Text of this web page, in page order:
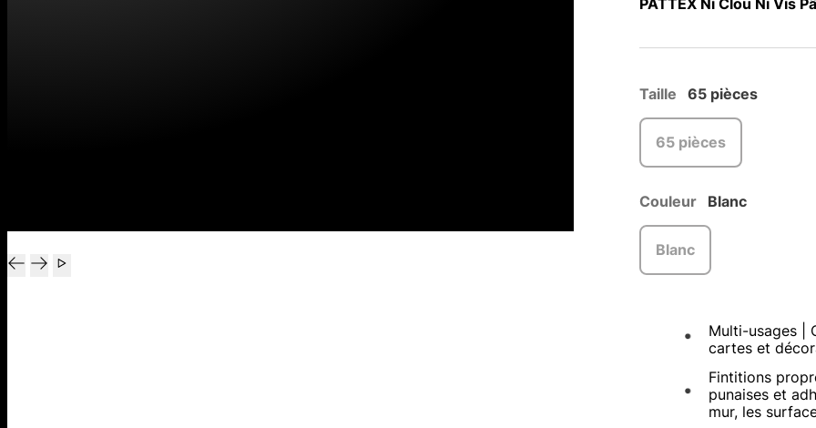
Taille 65 pièces
65 pièces
Couleur Blanc
Blanc
Multi-usages |
cartes et
Fintitions
punaises et
mur, les